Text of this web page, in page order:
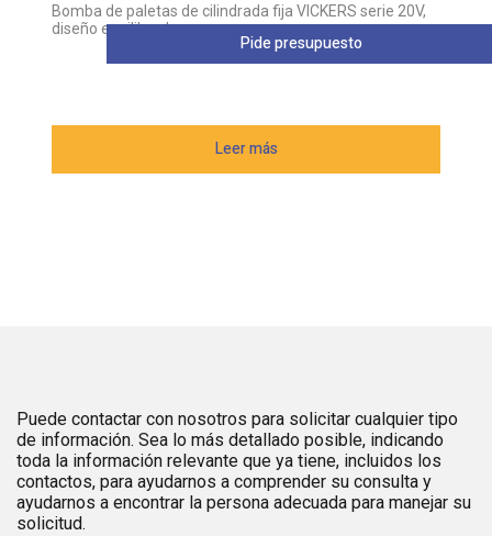
Bomba de paletas de cilindrada fija VICKERS serie 20V,
diseño equilibrado
Leer más
Pide presupuesto
Puede contactar con nosotros para solicitar cualquier tipo
de información. Sea lo más detallado posible, indicando
toda la información relevante que ya tiene, incluidos los
contactos, para ayudarnos a comprender su consulta y
ayudarnos a encontrar la persona adecuada para manejar su
solicitud.